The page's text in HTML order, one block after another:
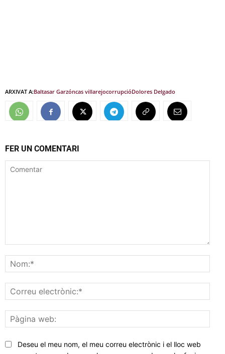
ARXIVAT A:Baltasar Garzóncas villarejocorrupcióDolores Delgado
FER UN COMENTARI
web:
Deseu el meu nom, el meu correu electrònic i el lloc web